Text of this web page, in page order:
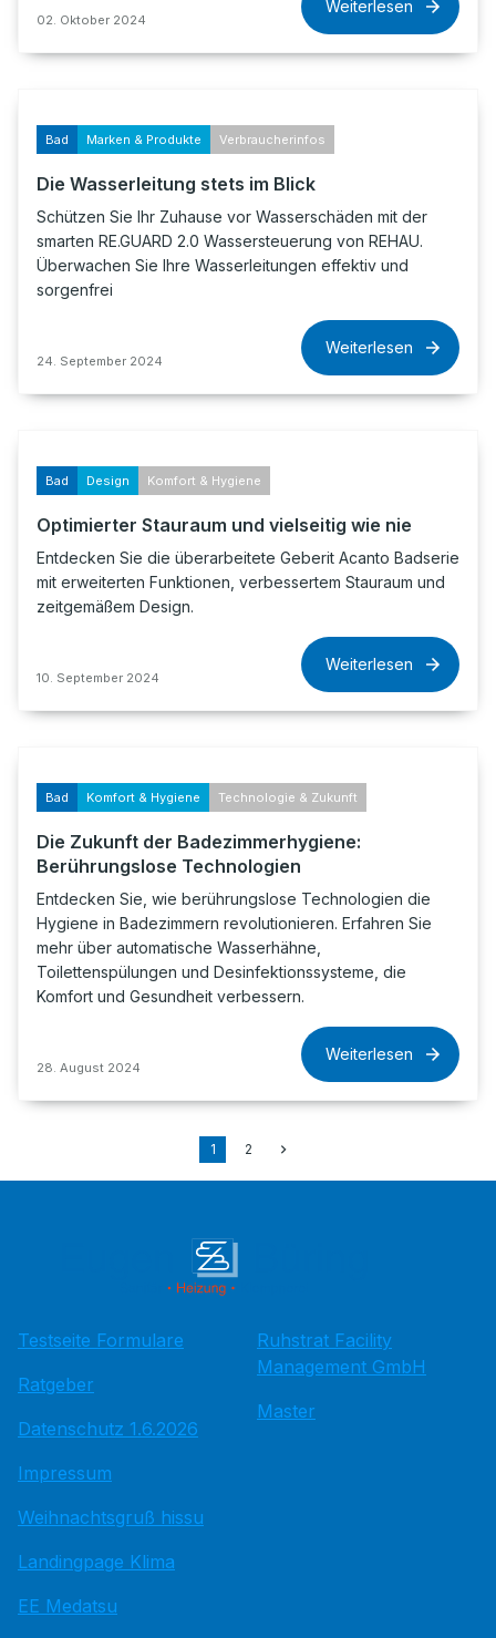
02. Oktober 2024
Weiterlesen
Bad Marken & Produkte Verbraucherinfos
Die Wasserleitung stets im Blick
Schützen Sie Ihr Zuhause vor Wasserschäden mit der
smarten RE.GUARD 2.0 Wassersteuerung von REHAU.
Überwachen Sie Ihre Wasserleitungen effektiv und
sorgenfrei
24. September 2024
Weiterlesen
Bad Design Komfort & Hygiene
Optimierter Stauraum und vielseitig wie nie
Entdecken Sie die überarbeitete Geberit Acanto Badserie
mit erweiterten Funktionen, verbessertem Stauraum und
zeitgemäßem Design.
10. September 2024
Weiterlesen
Bad Komfort & Hygiene Technologie & Zukunft
Die Zukunft der Badezimmerhygiene:
Berührungslose Technologien
Entdecken Sie, wie berührungslose Technologien die
Hygiene in Badezimmern revolutionieren. Erfahren Sie
mehr über automatische Wasserhähne,
Toilettenspülungen und Desinfektionssysteme, die
Komfort und Gesundheit verbessern.
28. August 2024
Weiterlesen
1 2
Testseite Formulare
Ratgeber
Datenschutz 1.6.2026
Impressum
Weihnachtsgruß hissu
Landingpage Klima
EE Medatsu
Ruhstrat Facility
Management GmbH
Master